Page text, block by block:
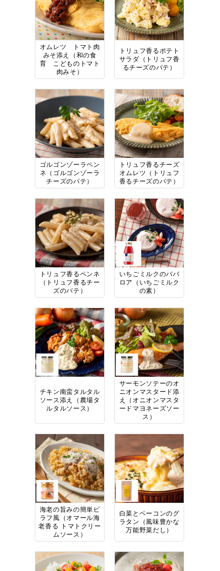
オムレツ トマト肉
みそ添え（和の食
育 こどものトマト
肉みそ）
トリュフ香るポテト
サラダ（トリュフ香
るチーズのパテ）
ゴルゴンゾーラペン
ネ（ゴルゴンゾーラ
チーズのパテ）
トリュフ香るチーズ
オムレツ（トリュフ
香るチーズのパテ）
トリュフ香るペンネ
（トリュフ香るチー
ズのパテ）
いちごミルクのババ
ロア（いちごミルク
の素）
チキン南蛮タルタル
ソース添え（農場タ
ルタルソース）
サーモンソテーのオ
ニオンマスタード添
え（オニオンマスタ
ードマヨネーズソー
ス）
海老の旨みの簡単ピ
ラフ風（オマール海
老香る トマトクリー
ムソース）
白菜とベーコンのグ
ラタン（風味豊かな
万能野菜だし）